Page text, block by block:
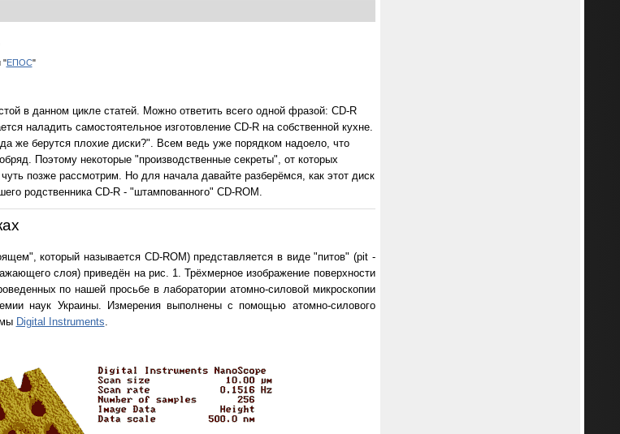
"ЕПОС"
в данном цикле статей. Можно ответить всего одной фразой: CD-R
наладить самостоятельное изготовление CD-R на собственной кухне.
же берутся плохие диски?". Всем ведь уже порядком надоело, что
Поэтому некоторые "производственные секреты", от которых
позже рассмотрим. Но для начала давайте разберёмся, как этот диск
родственника CD-R - "штампованного" CD-ROM.
который называется CD-ROM) представляется в виде "питов" (pit -
слоя) приведён на рис. 1. Трёхмерное изображение поверхности
по нашей просьбе в лаборатории атомно-силовой микроскопии
наук Украины. Измерения выполнены с помощью атомно-силового
Digital Instruments